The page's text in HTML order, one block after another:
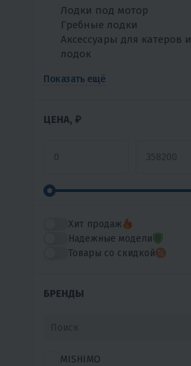
Лодки под мотор
Гребные лодки
Аксессуары для катеров и
лодок
Показать ещё
ЦЕНА, ₽
Хит продаж
Надежные модели
Товары со скидкой
БРЕНДЫ
MISHIMO